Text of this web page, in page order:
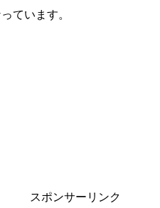
ています。
スポンサーリンク